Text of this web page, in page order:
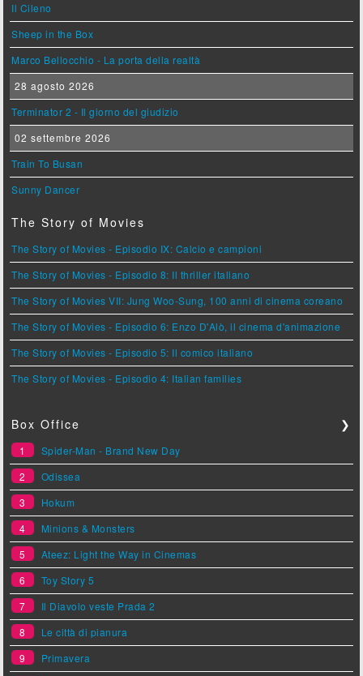
Il Cileno
Sheep in the Box
Marco Bellocchio - La porta della realtà
28 agosto 2026
Terminator 2 - Il giorno del giudizio
02 settembre 2026
Train To Busan
Sunny Dancer
The Story of Movies
The Story of Movies - Episodio IX: Calcio e campioni
The Story of Movies - Episodio 8: Il thriller italiano
The Story of Movies VII: Jung Woo-Sung, 100 anni di cinema coreano
The Story of Movies - Episodio 6: Enzo D'Alò, il cinema d'animazione
The Story of Movies - Episodio 5: Il comico italiano
The Story of Movies - Episodio 4: Italian families
Box Office ❯
1
Spider-Man - Brand New Day
2
Odissea
3
Hokum
4
Minions & Monsters
5
Ateez: Light the Way in Cinemas
6
Toy Story 5
7
Il Diavolo veste Prada 2
8
Le città di pianura
9
Primavera